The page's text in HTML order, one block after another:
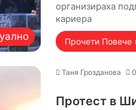
организираха
кариера
Прочети Повече
Таня Грозданова
Протест в